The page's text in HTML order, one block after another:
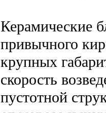
Керамические
привычного
крупных
скорость
пустотной